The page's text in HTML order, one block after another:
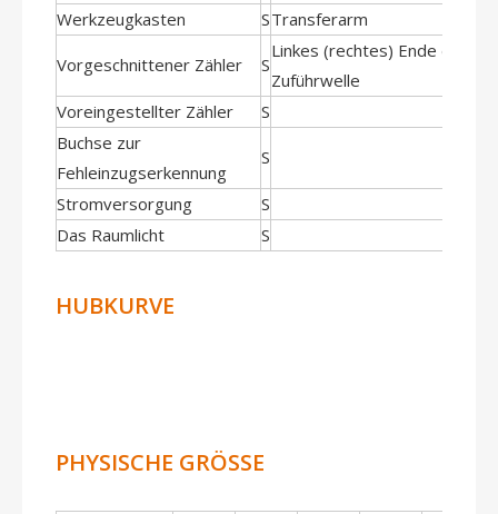
Werkzeugkasten
STransferarm
Vorgeschnittener Zähler S
Linkes (rechtes) Ende der
Zuführwelle
Voreingestellter Zähler
S
Buchse zur
Fehleinzugserkennung
S
Stromversorgung
S
Das Raumlicht
S
HUBKURVE
PHYSISCHE GRÖSSE